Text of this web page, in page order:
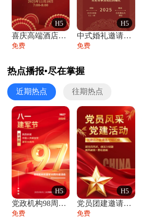
H5
喜庆高端酒店开业大吉邀请函
免费
H5
中式婚礼邀请函中国风传统复古婚礼请柬请帖
免费
热点播报•尽在掌握
近期热点 往期热点
H5
党政机构98周年八一建军节庆祝晚会活动邀
免费
H5
党员团建邀请函党建活动风采党会工作汇报总
免费